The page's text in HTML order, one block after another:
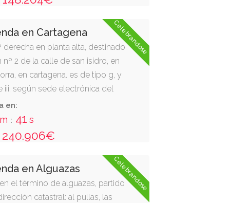
Celebrandose
en Cartagena
derecha en planta alta, destinado
2 de la calle de san isidro, en
en cartagena. es de tipo g, y
iii. según sede electrónica del
- aljorra 2 es:1 pl:01 pt:dr
cartagena. consta de
estar, baño, tres
y terraza, ocupando
de 87,53 m2, y útil de 70,79
en:
m : 40s
240.906€
Celebrandose
en Alguazas
el término de alguazas, partido
catastral: al pullas, las